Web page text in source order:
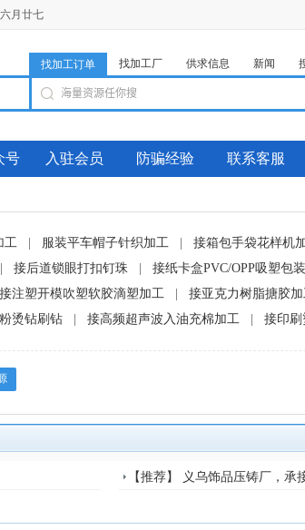
月廿七
找加工订单 找加工厂 供求信息 新闻
号 入驻会员 防骗经验 联系客服
工 服装平车帽子针织加工 接箱包手袋花样机
接后道锁眼打扣钉珠 接纸卡盒PVC/OPP吸塑包装
接注塑开模吹塑软胶滴塑加工 接亚克力树脂搪胶
烫钻刷钻 接高频超声波入油充棉加工 接印
【推荐】 义乌饰品压铸厂，承